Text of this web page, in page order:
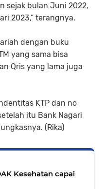
sejak bulan Juni 2022,
2023,” terangnya.
dengan buku
yang sama bisa
Qris yang lama juga
KTP dan no
itu Bank Nagari
(Rika)
Kesehatan capai